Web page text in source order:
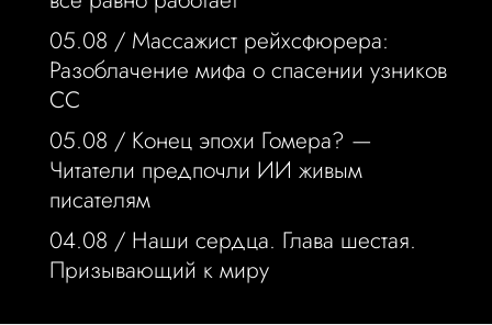
05.08 / Массажист рейхсфюрера:
Разоблачение мифа о спасении узников
СС
05.08 / Конец эпохи Гомера? —
Читатели предпочли ИИ живым
писателям
04.08 / Наши сердца. Глава шестая.
Призывающий к миру